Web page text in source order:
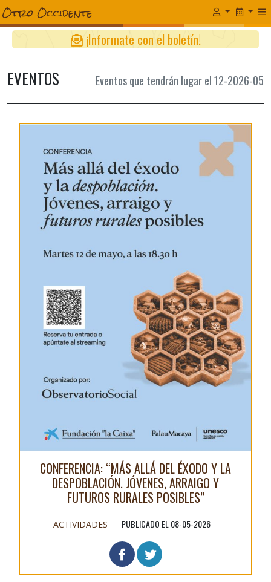
¡Informate con el boletín!
EVENTOS Eventos que tendrán lugar el 12-2026-05
CONFERENCIA: “MÁS ALLÁ DEL ÉXODO Y LA
DESPOBLACIÓN. JÓVENES, ARRAIGO Y
FUTUROS RURALES POSIBLES”
ACTIVIDADES PUBLICADO EL 08-05-2026